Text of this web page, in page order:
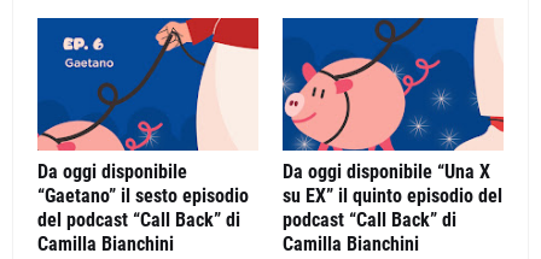
Da oggi disponibile
“Gaetano” il sesto episodio
del podcast “Call Back” di
Camilla Bianchini
Da oggi disponibile “Una X
su EX” il quinto episodio del
podcast “Call Back” di
Camilla Bianchini